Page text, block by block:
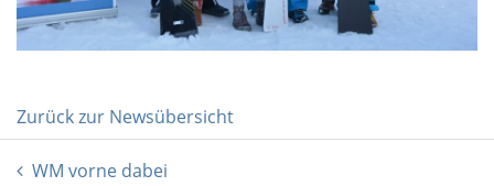
Zurück zur Newsübersicht
WM vorne dabei